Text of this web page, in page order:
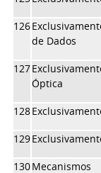
126
de Dados
127
Óptica
128
129
130